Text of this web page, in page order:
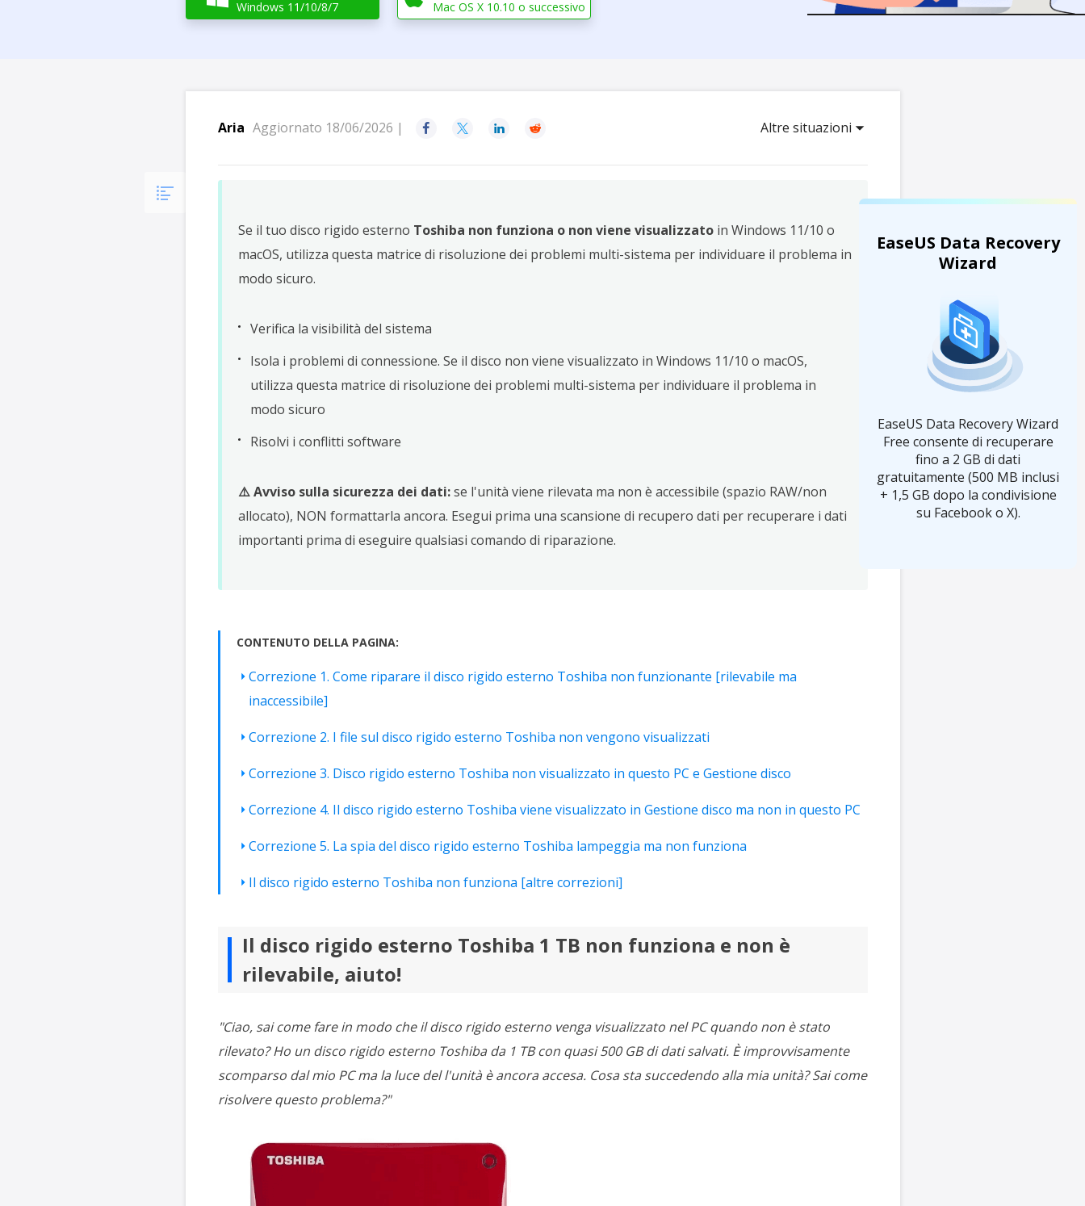
Più Prodotti di Recupero
Exchange Recovery
Recupero di Outlook email
Video Downloader
Strumenti AI
Rimuovi le voci online gratis
Windows 11/10/8/7 Mac OS X 10.10 o successivo
Aria Aggiornato 18/06/2026 |     Altre situazioni
Se il tuo disco rigido esterno Toshiba non funziona o non viene visualizzatoin Windows 11/10 o
macOS, utilizza questa matrice di risoluzione dei problemi multi-sistema per individuare il problema in
modo sicuro.
Verifica la visibilità del sistema
Isola i problemi di connessione. Se il disco non viene visualizzato in Windows 11/10 o macOS,
utilizza questa matrice di risoluzione dei problemi multi-sistema per individuare il problema in
modo sicuro
Risolvi i conflitti software
⚠️ Avviso sulla sicurezza dei dati:se l'unità viene rilevata ma non è accessibile (spazio RAW/non
allocato), NON formattarla ancora. Esegui prima una scansione di recupero dati per recuperare i dati
importanti prima di eseguire qualsiasi comando di riparazione.
CONTENUTO DELLA PAGINA:
Correzione 1. Come riparare il disco rigido esterno Toshiba non funzionante [rilevabile ma
inaccessibile]
Correzione 2. I file sul disco rigido esterno Toshiba non vengono visualizzati
Correzione 3. Disco rigido esterno Toshiba non visualizzato in questo PC e Gestione disco
Correzione 4. Il disco rigido esterno Toshiba viene visualizzato in Gestione disco ma non in questo PC
Correzione 5. La spia del disco rigido esterno Toshiba lampeggia ma non funziona
Il disco rigido esterno Toshiba non funziona [altre correzioni]
Il disco rigido esterno Toshiba 1 TB non funziona e non è
rilevabile, aiuto!
"Ciao, sai come fare in modo che il disco rigido esterno venga visualizzato nel PC quando non è stato
rilevato? Ho un disco rigido esterno Toshiba da 1 TB con quasi 500 GB di dati salvati. È improvvisamente
scomparso dal mio PC ma la luce del l'unità è ancora accesa. Cosa sta succedendo alla mia unità? Sai come
risolvere questo problema?"
EaseUS Data Recovery
Wizard
EaseUS Data Recovery Wizard
Free consente di recuperare
fino a 2 GB di dati
gratuitamente (500 MB inclusi
+ 1,5 GB dopo la condivisione
su Facebook o X).